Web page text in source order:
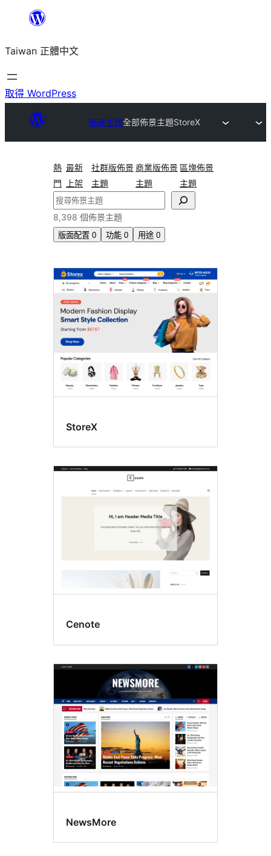
主
要
內
Taiwan 正體中文
取得 WordPress
佈景主題全部佈景主題StoreX
熱
門
最新
上架
社群版佈景
主題
商業版佈景
主題
區塊佈景
主題
搜
尋
8,398 個佈景主題
版面配置 0 功能 0 用途 0
全
部
佈
景
主
題
StoreX
Cenote
NewsMore